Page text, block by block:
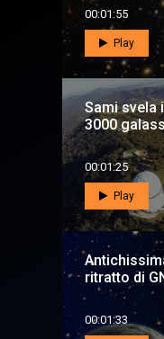
00:01:55
Play
Sami svela
3000
00:01:25
Play
ritratto di
00:01:33